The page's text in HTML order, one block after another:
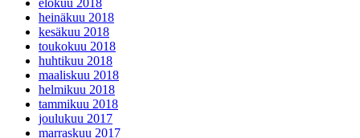
elokuu 2018
heinäkuu 2018
kesäkuu 2018
toukokuu 2018
huhtikuu 2018
maaliskuu 2018
helmikuu 2018
tammikuu 2018
joulukuu 2017
marraskuu 2017